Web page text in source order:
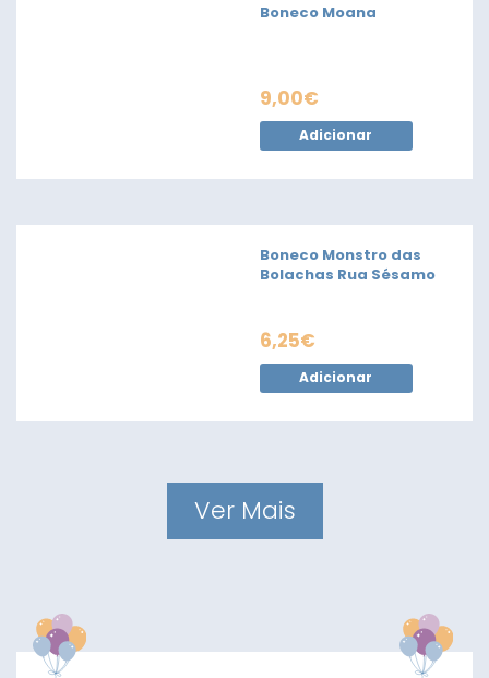
Boneco Moana
9,00€
Adicionar
Boneco Monstro das
Bolachas Rua Sésamo
6,25€
Adicionar
Ver Mais